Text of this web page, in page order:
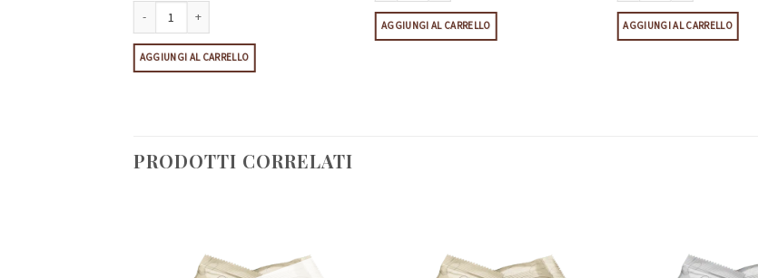
Tisana Relax | Compatibili Nescafè Dolce Gusto | 10 Capsule quantità
AGGIUNGI AL CARRELLO
Tè Chai | Compatibili Nescafè Dolce Gusto | 10 Capsule quantità
AGGIUNGI AL CARRELLO
Tisana Depurativa |
AGGIUNGI AL CARRELLO
Nescafè Dolce Gusto | 10 Capsule quantità
PRODOTTI CORRELATI